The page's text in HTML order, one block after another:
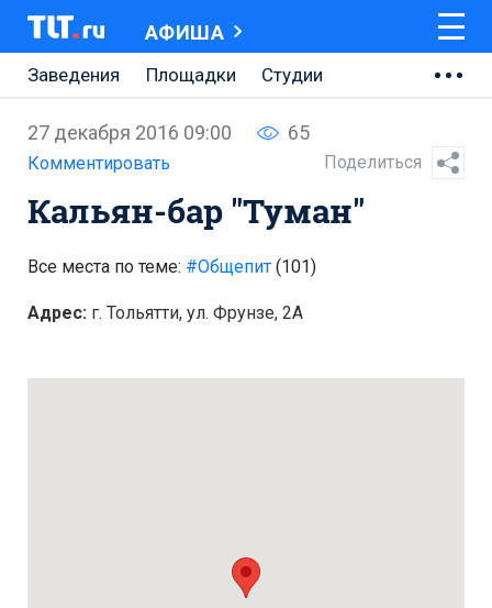
АФИША
Заведения Площадки
Студии
Кино
Спектакли
27 декабря 2016 09:00 65
Комментировать Поделиться
Кальян-бар "Туман"
Все места по теме: #Общепит (101)
Адрес: г. Тольятти, ул. Фрунзе, 2А